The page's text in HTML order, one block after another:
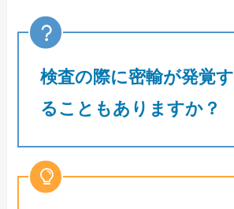
検査の際に密輸が発覚す
ることもありますか？